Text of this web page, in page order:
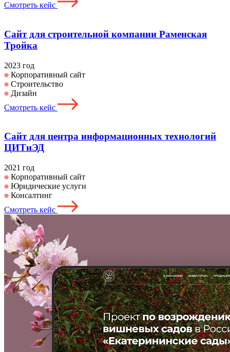
Смотреть кейс
Сайт для строительной компании Раменская
Тройка
2023 год
Корпоративный сайт
Строительство
Дизайн
Смотреть кейс
Сайт для центра информационных технологий
ЦИТиЭД
2021 год
Корпоративный сайт
Юридические услуги
Консалтинг
Смотреть кейс